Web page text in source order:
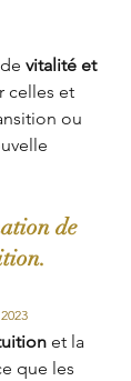
vitalité et
celles et
ou
de
et la
que les